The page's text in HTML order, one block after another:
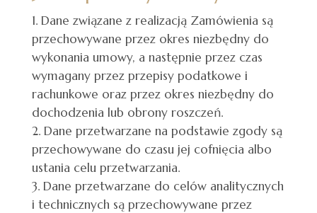
Dane związane z realizacją Zamówienia są
przechowywane przez okres niezbędny do
wykonania umowy, a następnie przez czas
wymagany przez przepisy podatkowe i
rachunkowe oraz przez okres niezbędny do
dochodzenia lub obrony roszczeń.
Dane przetwarzane na podstawie zgody są
przechowywane do czasu jej cofnięcia albo
ustania celu przetwarzania.
Dane przetwarzane do celów analitycznych
i technicznych są przechowywane przez